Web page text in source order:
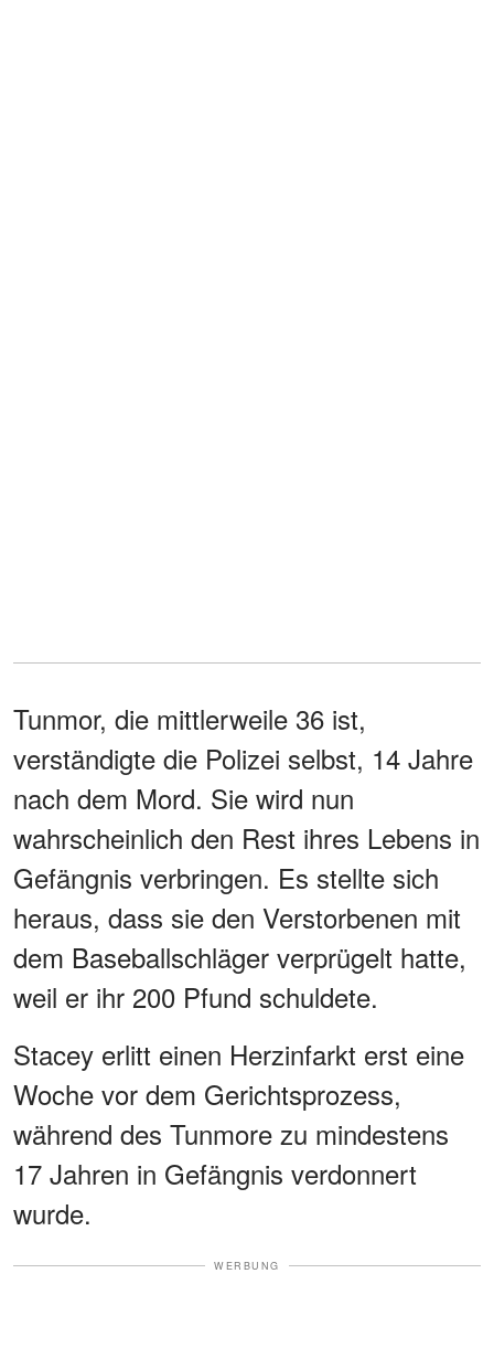
Tunmor, die mittlerweile 36 ist,
verständigte die Polizei selbst, 14 Jahre
nach dem Mord. Sie wird nun
wahrscheinlich den Rest ihres Lebens in
Gefängnis verbringen. Es stellte sich
heraus, dass sie den Verstorbenen mit
dem Baseballschläger verprügelt hatte,
weil er ihr 200 Pfund schuldete.
Stacey erlitt einen Herzinfarkt erst eine
Woche vor dem Gerichtsprozess,
während des Tunmore zu mindestens
17 Jahren in Gefängnis verdonnert
wurde.
WERBUNG